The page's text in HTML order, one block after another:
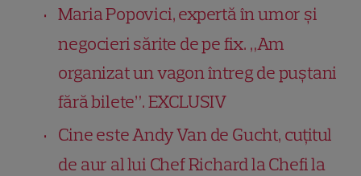
Maria Popovici, expertă în umor și
negocieri sărite de pe fix. „Am
organizat un vagon întreg de puștani
fără bilete”. EXCLUSIV
Cine este Andy Van de Gucht, cuțitul
de aur al lui Chef Richard la Chefi la